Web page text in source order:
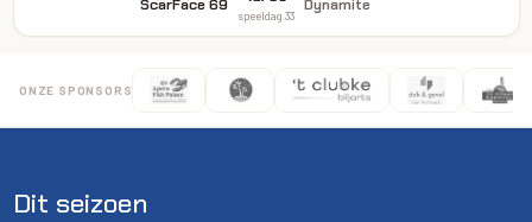
ScarFace 69
speeldag 33
Dynamite
ONZE SPONSORS
Dit seizoen